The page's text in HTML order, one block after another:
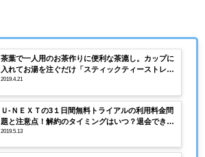
茶葉で一人用のお茶作りに便利な茶漉し。カップに
入れてお湯を注ぐだけ「スティックティーストレー
ナー」
2019.4.21
Ｕ-ＮＥＸＴの3１日間無料トライアルの利用料金問
題と注意点！解約のタイミングはいつ？退会できな
い！
2019.5.13